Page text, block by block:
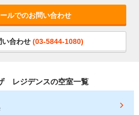
ールでのお問い合わせ
い合わせ (03-5844-1080)
レジデンスの空室一覧